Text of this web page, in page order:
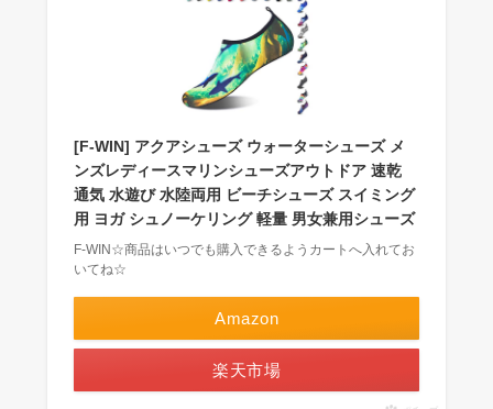
[F-WIN] アクアシューズ ウォーターシューズ メ
ンズレディースマリンシューズアウトドア 速乾
通気 水遊び 水陸両用 ビーチシューズ スイミング
用 ヨガ シュノーケリング 軽量 男女兼用シューズ
F-WIN☆商品はいつでも購入できるようカートへ入れてお
いてね☆
Amazon
楽天市場